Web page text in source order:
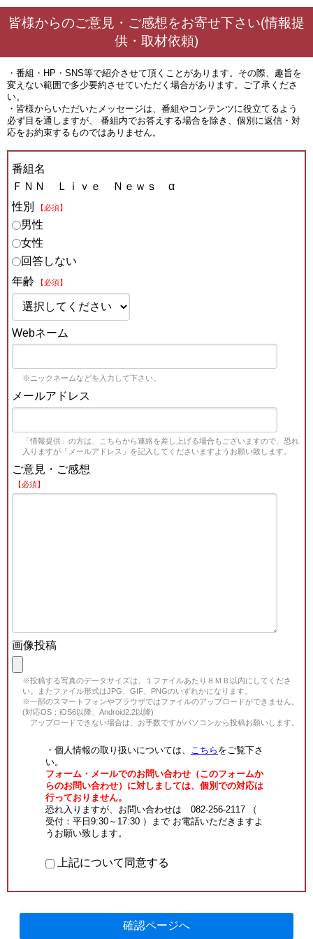
皆様からのご意見・ご感想をお寄せ下さい(情報提
供・取材依頼)
・番組・HP・SNS等で紹介させて頂くことがあります。その際、趣旨を
変えない範囲で多少要約させていただく場合があります。ご了承くださ
い。
・皆様からいただいたメッセージは、番組やコンテンツに役立てるよう
必ず目を通しますが、 番組内でお答えする場合を除き、個別に返信・対
応をお約束するものではありません。
番組名
ＦＮＮ Ｌｉｖｅ Ｎｅｗｓ α
性別
【必須】
男性
女性
回答しない
年齢
【必須】
Webネーム
※ニックネームなどを入力して下さい。
メールアドレス
「情報提供」の方は、こちらから連絡を差し上げる場合もございますので、恐れ
入りますが「メールアドレス」を記入してくださいますようお願い致します。
ご意見・ご感想
【必須】
画像投稿
※投稿する写真のデータサイズは、１ファイルあたり８ＭＢ以内にしてくださ
い。またファイル形式はJPG、GIF、PNGのいずれかになります。
※一部のスマートフォンやブラウザではファイルのアップロードができません。
(対応OS：iOS6以降、Android2.2以降)
アップロードできない場合は、お手数ですがパソコンから投稿お願いします。
・個人情報の取り扱いについては、 こちら をご覧下さ
い。
フォーム・メールでのお問い合わせ（このフォームか
らのお問い合わせ）に対しましては、個別での対応は
行っておりません。
恐れ入りますが、お問い合わせは 082-256-2117 （
受付：平日9:30～17:30 ）まで お電話いただきますよ
うお願い致します。
上記について同意する
確認ページへ